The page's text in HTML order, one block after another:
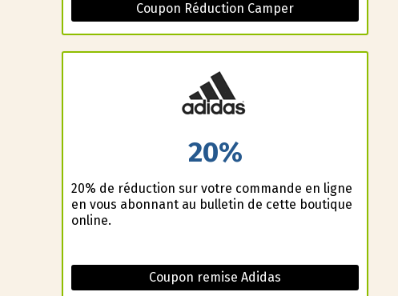
Coupon Réduction Camper
20%
20% de réduction sur votre commande en ligne
en vous abonnant au bulletin de cette boutique
online.
Coupon remise Adidas